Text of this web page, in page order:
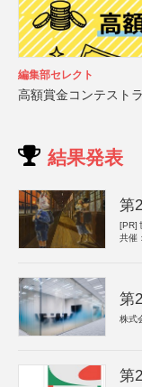
編集部セレクト
高額賞金コンテスト
結果発表
第
[PR]
共催
第
株式
第